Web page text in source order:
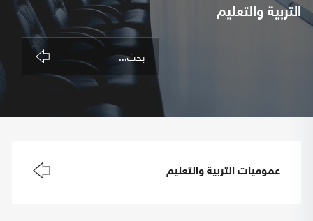
التربية والتعليم
عموميات التربية والتعليم